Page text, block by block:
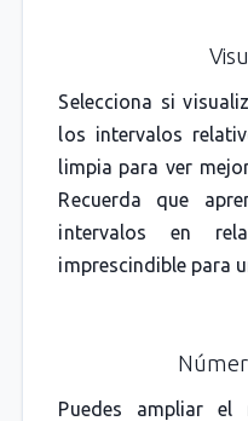
Selecciona si
los intervalos
limpia para ver
Recuerda que
intervalos en
imprescindible para
Puedes ampliar